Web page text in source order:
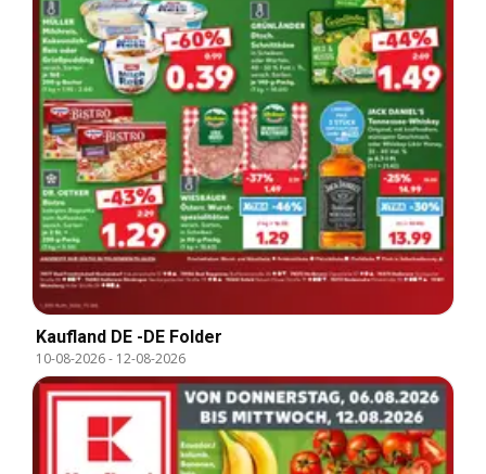
Kaufland DE -DE Folder
10-08-2026- 12-08-2026